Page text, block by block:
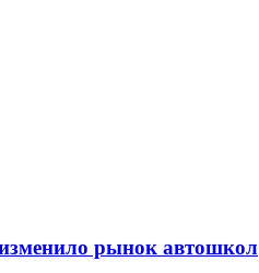
рынок автошкол